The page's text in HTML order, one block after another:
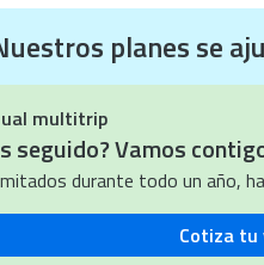
ANIVERSARIO
planes se
multitrip
seguido? Vamos
durante todo un año,
Cotiza tu